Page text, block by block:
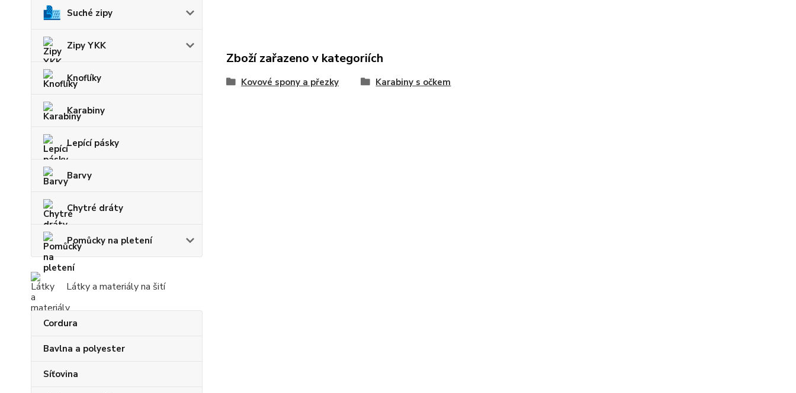
Suché zipy
Zipy YKK
Knoflíky
Karabiny
Lepící pásky
Barvy
Chytré dráty
Pomůcky na pletení
Látky a materiály na šití
Cordura
Bavlna a polyester
Síťovina
Zboží zařazeno v kategoriích
Kovové spony a přezky Karabiny s očkem